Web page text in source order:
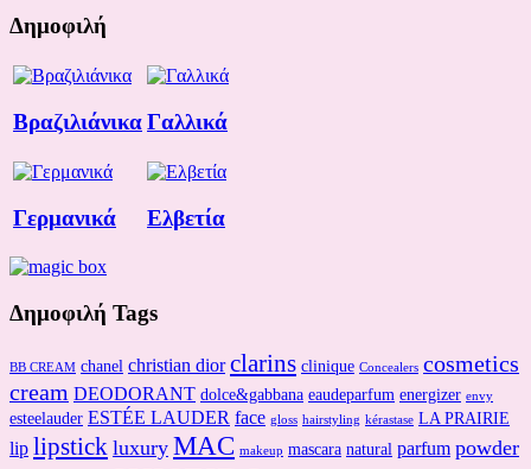
Δημοφιλή
ΒραζιλιάνικαΓαλλικά
Γερμανικά Ελβετία
Δημοφιλή Tags
BB CREAM chanel christian dior clarins clinique Concealers cosmetics
cream DEODORANT dolce&gabbana eaudeparfum energizer envy
esteelauder ESTÉE LAUDER face gloss hairstyling kérastase LA PRAIRIE
lip lipstick luxury MAC makeup mascara natural parfum powder